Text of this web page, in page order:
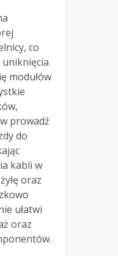
co
modułów
prowadź
do
kabli w
oraz
ułatwi
oraz